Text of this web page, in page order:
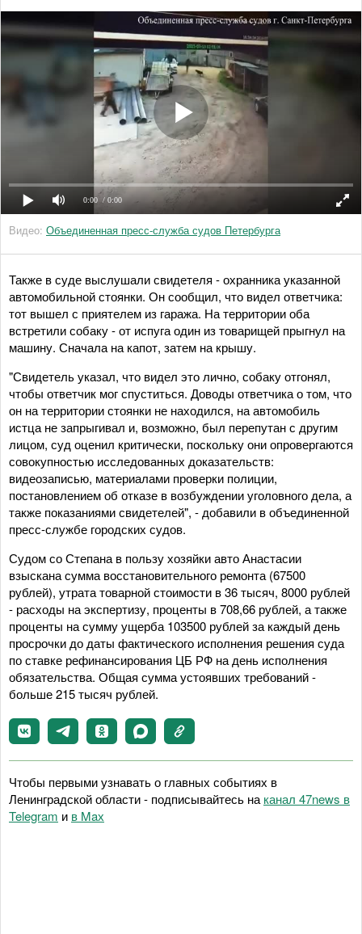
0:00 / 0:00
Видео: Объединенная пресс-служба судов Петербурга
Также в суде выслушали свидетеля - охранника указанной
автомобильной стоянки. Он сообщил, что видел ответчика:
тот вышел с приятелем из гаража. На территории оба
встретили собаку - от испуга один из товарищей прыгнул на
машину. Сначала на капот, затем на крышу.
"Свидетель указал, что видел это лично, собаку отгонял,
чтобы ответчик мог спуститься. Доводы ответчика о том, что
он на территории стоянки не находился, на автомобиль
истца не запрыгивал и, возможно, был перепутан с другим
лицом, суд оценил критически, поскольку они опровергаются
совокупностью исследованных доказательств:
видеозаписью, материалами проверки полиции,
постановлением об отказе в возбуждении уголовного дела, а
также показаниями свидетелей", - добавили в объединенной
пресс-службе городских судов.
Судом со Степана в пользу хозяйки авто Анастасии
взыскана сумма восстановительного ремонта (67500
рублей), утрата товарной стоимости в 36 тысяч, 8000 рублей
- расходы на экспертизу, проценты в 708,66 рублей, а также
проценты на сумму ущерба 103500 рублей за каждый день
просрочки до даты фактического исполнения решения суда
по ставке рефинансирования ЦБ РФ на день исполнения
обязательства. Общая сумма устоявших требований -
больше 215 тысяч рублей.
Чтобы первыми узнавать о главных событиях в
Ленинградской области - подписывайтесь на канал 47news в
Telegram и в Maх